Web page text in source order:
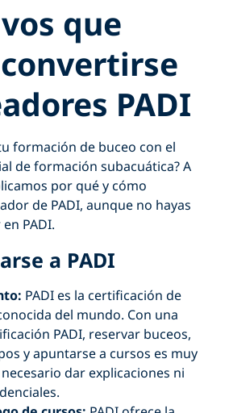
que
PADI
formación de buceo con el
de formación subacuática? A
por qué y cómo
de PADI, aunque no hayas
PADI.
a PADI
PADI es la certificación de
del mundo. Con una
PADI, reservar buceos,
y apuntarse a cursos es muy
dar explicaciones ni